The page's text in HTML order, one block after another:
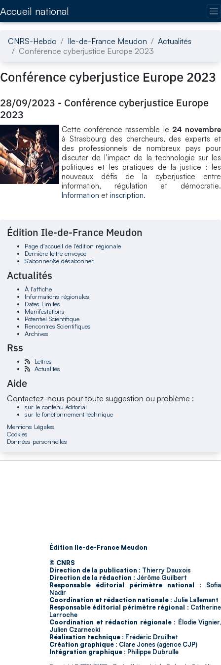
Accueil national
CNRS-Hebdo Ile-de-France Meudon
Actualités
Conférence cyberjustice Europe 2023
Conférence cyberjustice Europe 2023
28/09/2023 - Conférence cyberjustice Europe
2023
Cette conférence rassemble le 24 novembre
à Strasbourg des chercheurs, des experts et
des professionnels de nombreux pays pour
discuter de l’impact de la technologie sur les
politiques et les pratiques de la justice : les
nouveaux défis de la cyberjustice entre
information, régulation et démocratie.
Information et inscription.
Édition Ile-de-France Meudon
Page d'accueil de l'édition régionale
Dernière lettre envoyée
S'abonner/se désabonner
Actualités
À l'affiche
Informations régionales
Dates Limites
Manifestations
Potentiel Scientifique
Rencontres Scientifiques
Archives
Rss
Lettres
Actualités
Aide
Contactez-nous pour toute suggestion ou problème :
sur le contenu éditorial
sur le fonctionnement technique
Mentions Légales
Cookies
Données personnelles
Édition Ile-de-France Meudon
© CNRS
Direction de la publication : Thierry Dauxois
Direction de la rédaction : Jérôme Guilbert
Responsable éditorial périmètre national : Sofia
Nadir
Coordination et rédaction nationale : Julie Lallemant
Responsable éditorial périmètre régional : Catherine
Larroche
Coordination et rédaction régionale : Élodie Vignier,
Julien Czarnecki
Réalisation technique : Frédéric Druilhet
Création graphique : Clare Jones (agence CJP)
Intégration graphique : Philippe Dubrulle